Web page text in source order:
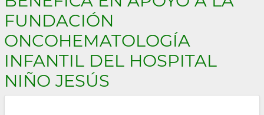
a
la
navegación
FUNDACIÓN
ONCOHEMATOLOGÍA
INFANTIL DEL HOSPITAL
NIÑO JESÚS